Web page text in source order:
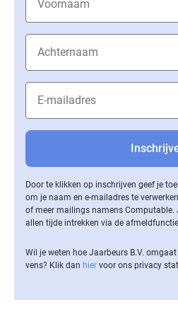
Door te klikken op inschrijven geef je
om je naam en e-mailadres te
of meer mailings namens Computable.
allen tijde intrekken via de
Wil je weten hoe Jaarbeurs B.V.
vens? Klik dan hier voor ons privacy